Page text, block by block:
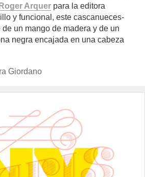
Roger Arquer para la editora
y funcional, este cascanueces-
un mango de madera y de un
negra encajada en una cabeza
www.experimenta.es/author/chiara-
Giordano